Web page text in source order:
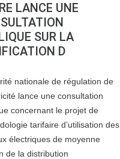
LANCE UNE
SUR LA
D
nationale de régulation de
lance une consultation
concernant le projet de
tarifaire d’utilisation des
électriques de moyenne
de la distribution